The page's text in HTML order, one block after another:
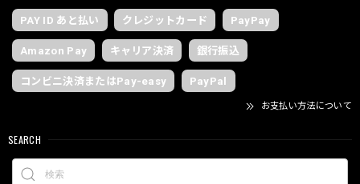
PAY ID あと払い クレジットカード PayPay
Amazon Pay キャリア決済 銀行振込
コンビニ決済またはPay-easy PayPal
お支払い方法について
SEARCH